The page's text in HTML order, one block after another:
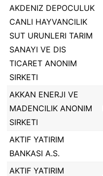
AKDENIZ DEPOCULUK
CANLI HAYVANCILIK
SUT URUNLERI TARIM
SANAYI VE DIS
TICARET ANONIM
SIRKETI
AKKAN ENERJI VE
MADENCILIK ANONIM
SIRKETI
AKTIF YATIRIM
BANKASI A.S.
AKTIF YATIRIM